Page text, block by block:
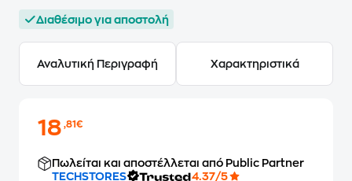
Διαθέσιμο για αποστολή
Αναλυτική Περιγραφή Χαρακτηριστικά
18,81€
Πωλείται και αποστέλλεται από Public Partner
TECHSTORES
4.37/5